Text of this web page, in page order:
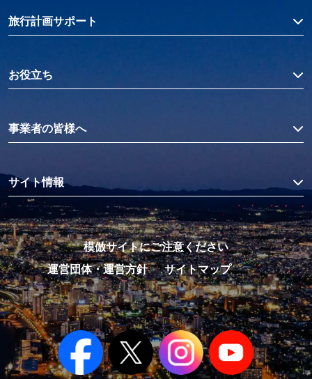
旅行計画サポート
お役立ち
事業者の皆様へ
サイト情報
模倣サイトにご注意ください
運営団体・運営方針
サイトマップ